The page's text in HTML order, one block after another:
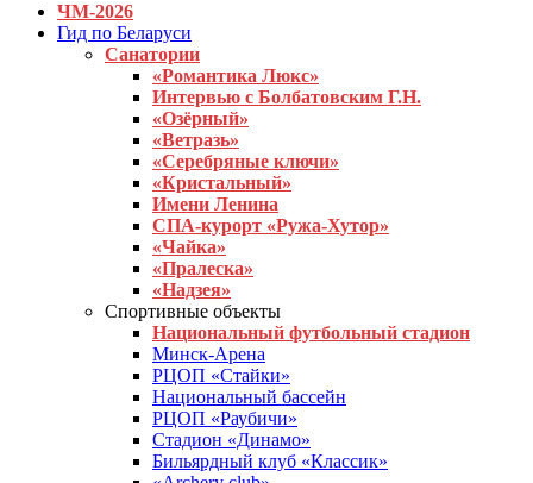
ЧМ-2026
Гид по Беларуси
Санатории
«Романтика Люкс»
Интервью с Болбатовским Г.Н.
«Озёрный»
«Ветразь»
«Серебряные ключи»
«Кристальный»
Имени Ленина
СПА-курорт «Ружа-Хутор»
«Чайка»
«Пралеска»
«Надзея»
Спортивные объекты
Национальный футбольный стадион
Минск-Арена
РЦОП «Стайки»
Национальный бассейн
РЦОП «Раубичи»
Стадион «Динамо»
Бильярдный клуб «Классик»